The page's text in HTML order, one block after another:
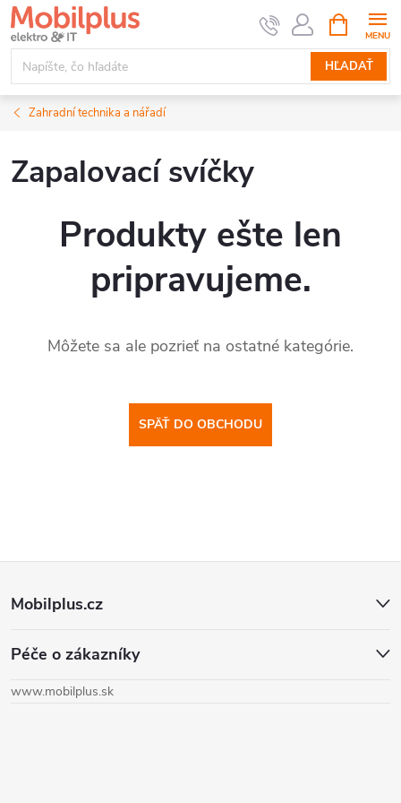
Prejsť
na
obsah
HĽADAŤ
KOŠÍK
Zahradní technika a nářadí
Zapalovací svíčky
Produkty ešte len
pripravujeme.
Môžete sa ale pozrieť na ostatné kategórie.
SPÄŤ DO OBCHODU
p
Mobilplus.cz
Péče o zákazníky
www.mobilplus.sk